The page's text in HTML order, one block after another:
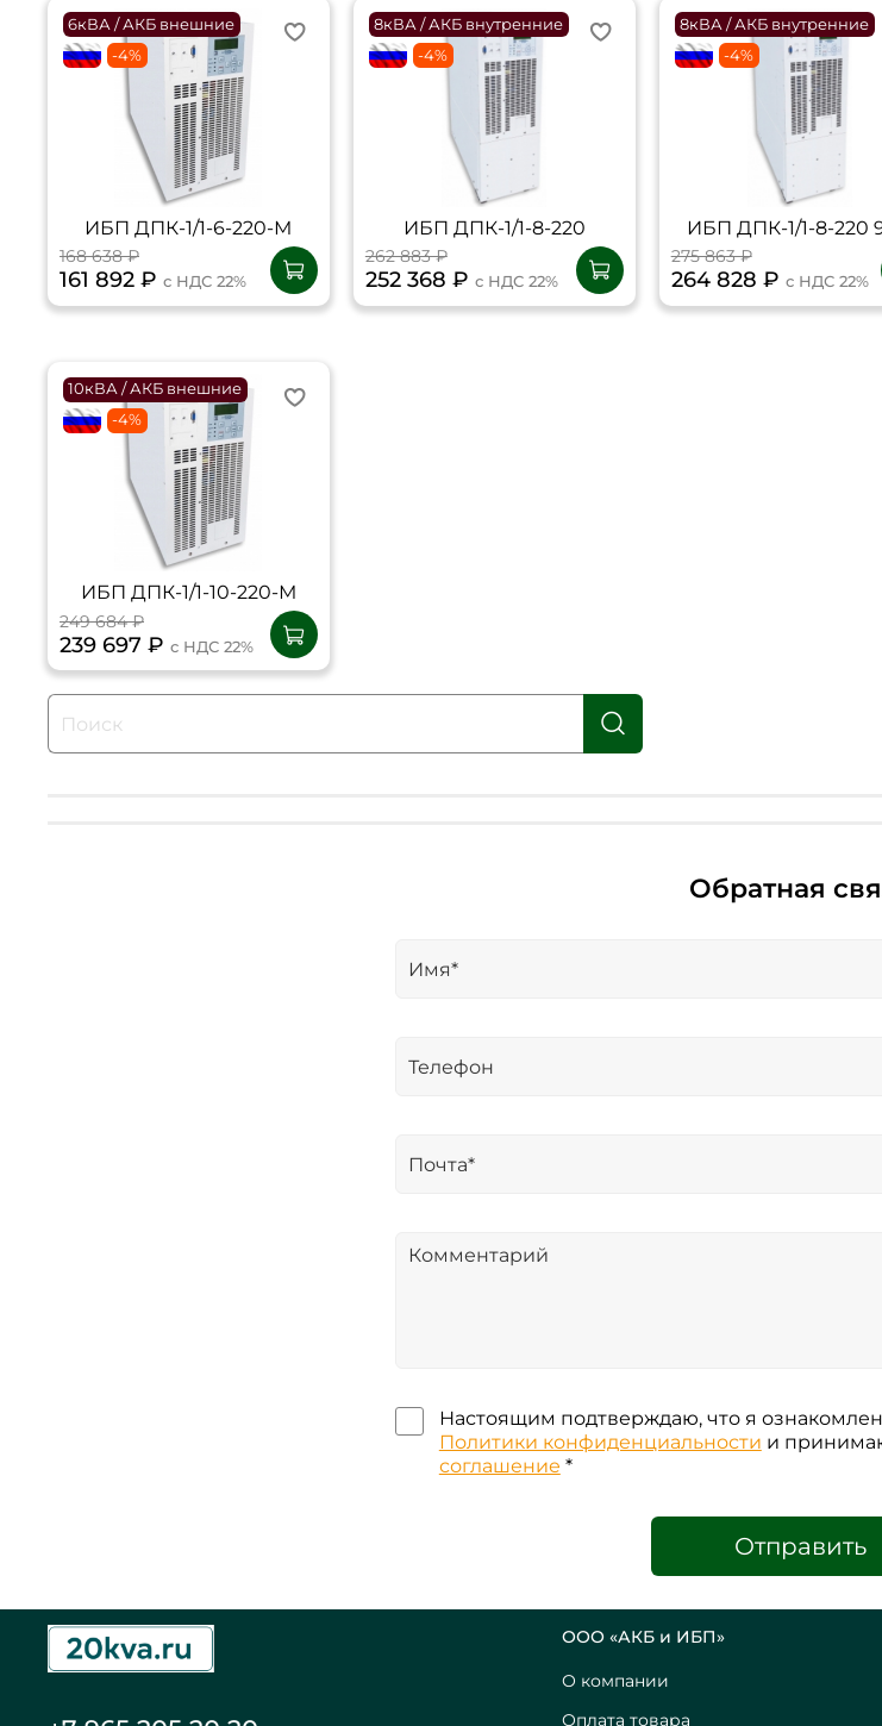
6кВА / АКБ внешние
flagRU-4%
ИБП ДПК-1/1-6-220-М
168 638 ₽
161 892 ₽ с НДС 22%
8кВА / АКБ внутренние
flagRU-4%
ИБП ДПК-1/1-8-220
262 883 ₽
252 368 ₽ с НДС 22%
8кВА / АКБ внутренние
flagRU-4%
ИБП ДПК-1/1-8-220
275 863 ₽
264 828 ₽ с НДС 22%
10кВА / АКБ внешние
flagRU-4%
ИБП ДПК-1/1-10-220-М
249 684 ₽
239 697 ₽ с НДС 22%
Обратная
Настоящим подтверждаю, что я
Политики конфиденциальности и
соглашение *
Отправить
ООО «АКБ и ИБП»
О компании
Оплата товара